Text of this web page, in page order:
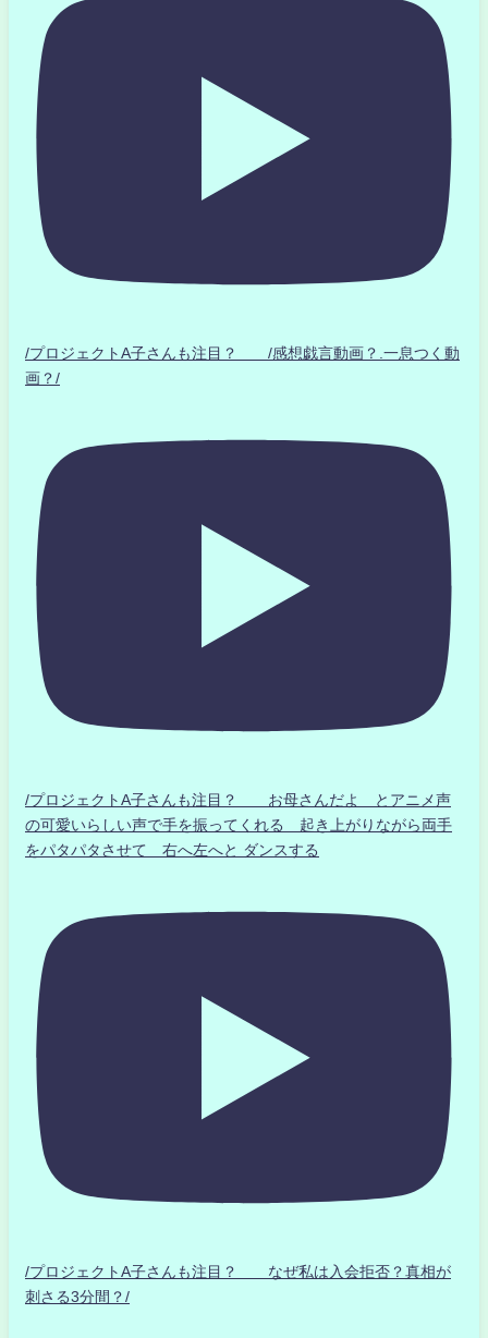
/プロジェクトA子さんも注目？ /感想戯言動画？.一息つく動
画？/
/プロジェクトA子さんも注目？ お母さんだよ とアニメ声
の可愛いらしい声で手を振ってくれる 起き上がりながら両手
をパタパタさせて 右へ左へと ダンスする
/プロジェクトA子さんも注目？ なぜ私は入会拒否？真相が
刺さる3分間？/